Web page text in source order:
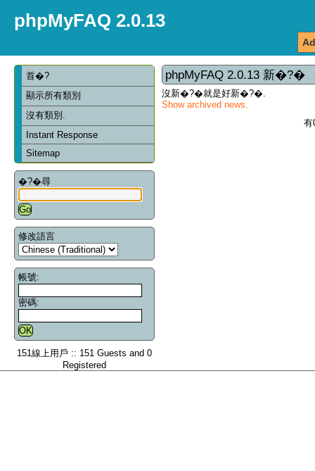
phpMyFAQ 2.0.13
首�?
顯示所有類別
沒有類別.
Instant Response
Sitemap
�?�尋
修改語言
帳號:
密碼:
151線上用戶 :: 151 Guests and 0
Registered
phpMyFAQ 2.0.13 新�?�
沒新�?�就是好新�?�.
Show archived news.
有